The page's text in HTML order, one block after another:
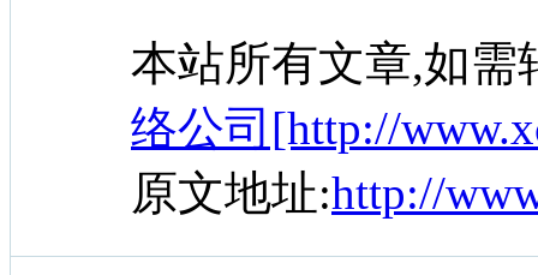
本站所有文章,如需
络公司[http://
原文地址:http://